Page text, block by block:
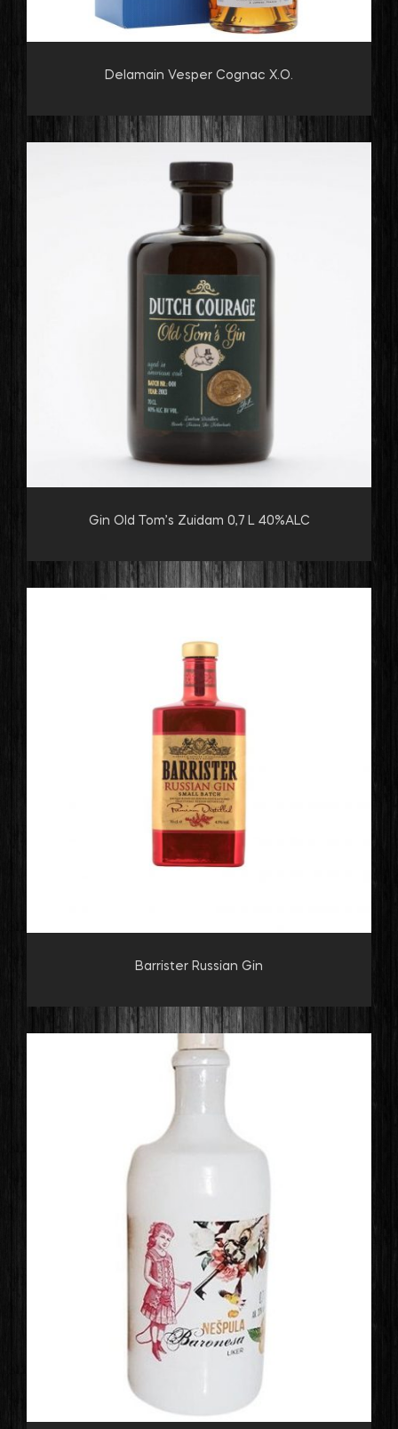
Delamain Vesper Cognac X.O.
Gin Old Tom’s Zuidam 0,7 L 40%ALC
Barrister Russian Gin